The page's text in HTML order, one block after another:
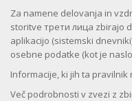
Za namene delovanja in
storitve трети лица zbirajo
aplikacijo (sistemski
osebne podatke (kot je
Informacije, ki jih ta pravilnik
Več podrobnosti v zvezi z